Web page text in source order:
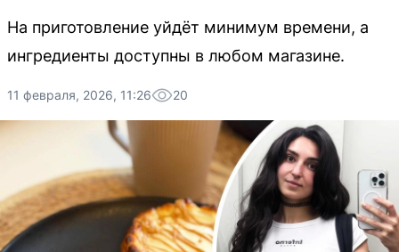
На приготовление уйдёт минимум времени, а
ингредиенты доступны в любом магазине.
11 февраля, 2026, 11:26 20